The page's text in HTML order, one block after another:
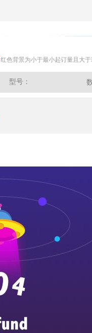
红色背景为小于最小起订量且大于
型号：